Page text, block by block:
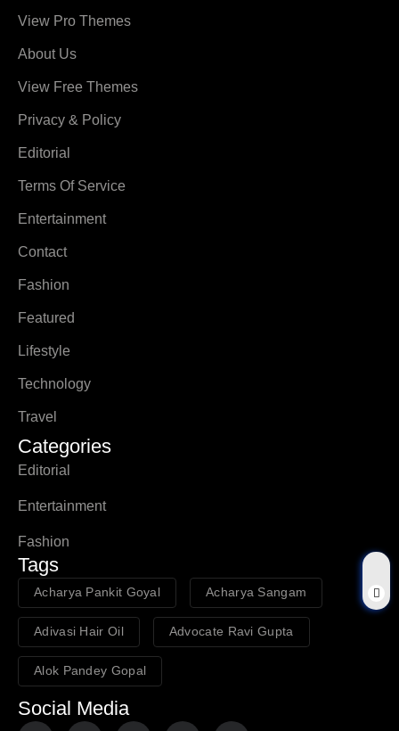
View Pro Themes
About Us
View Free Themes
Privacy & Policy
Editorial
Terms Of Service
Entertainment
Contact
Fashion
Featured
Lifestyle
Technology
Travel
Categories
Editorial
Entertainment
Fashion
Tags
Acharya Pankit Goyal Acharya Sangam
Adivasi Hair Oil Advocate Ravi Gupta
Alok Pandey Gopal
Social Media